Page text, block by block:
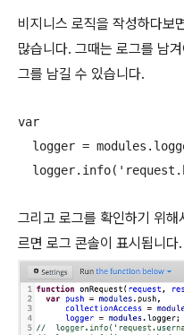
비지니스 로직을 작성하다보
많습니다. 그때는 로그를 남
그를 남길 수 있습니다.
var
logger =
그리고 로그를 확인하기 위
르면 로그 콘솔이 표시됩니다.